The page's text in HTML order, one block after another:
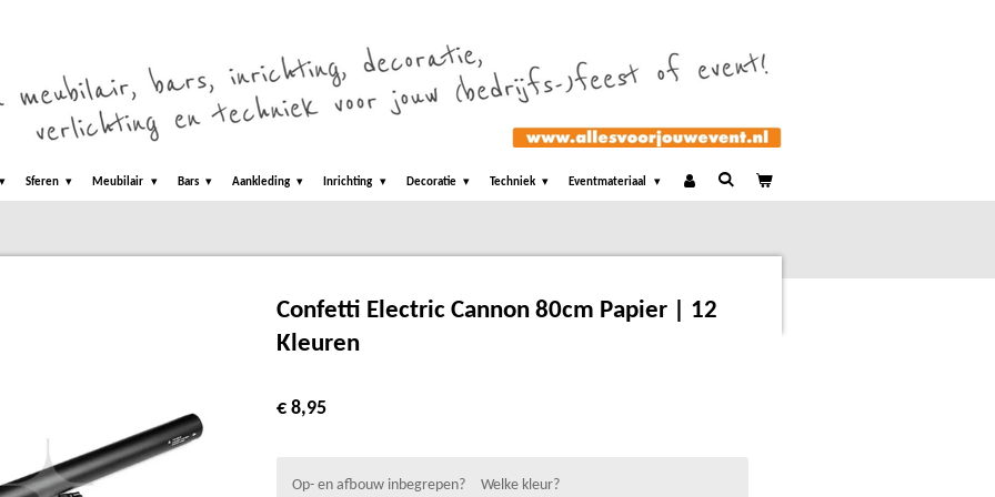
Sferen Meubilair Bars Aankleding Inrichting Decoratie Techniek Eventmateriaal
Confetti Electric Cannon 80cm Papier | 12
Kleuren
€ 8,95
Op- en afbouw inbegrepen? Welke kleur?